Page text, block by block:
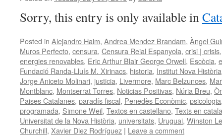
Història.
Sorry, this entry is only available in
Posted in Alejandro Haim, Andrea Mendez Brandam, Àngel
Muros Perfecto, censura, Censura Reial Espanyola, crisi | crisis
energies renovables, Eric Arthur Blair George Orwell, Escòcia,
Fundació Randa-Lluís M. Xirinacs, historia, Institut Nova Història
Jorge Aniceto Molinari, justicia, Livermore, Marc Belzunces,
Montblanc, Montserrat Torres, Noticias Positivas, Núria Breu,
Paises Catalanes, paradís fiscal, Penedès Econòmic, psicologia
programada, Simone Weil, Textos en castellano, Texts en catala
Universitat de la Nova Història, universitats, Uruguai, Winston
Churchill, Xavier Diez Rodríguez | Leave a comment